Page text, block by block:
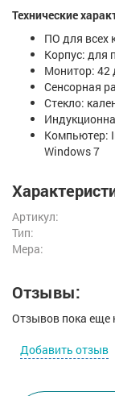
Технические
ПО для всех
Корпус: для
Монитор:
Сенсорная
Стекло:
Компьютер:
Windows 7
Артикул:
Тип:
Мера:
Отзывы:
Отзывов пока еще
Добавить отзыв